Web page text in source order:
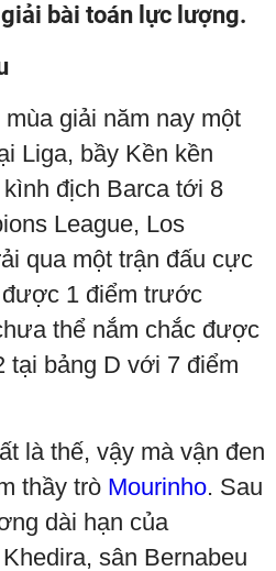
bài toán lực lượng.
giải năm nay một
Liga, bầy Kền kền
địch Barca tới 8
League, Los
qua một trận đấu cực
1 điểm trước
thể nắm chắc được
tại bảng D với 7 điểm
là thế, vậy mà vận đen
thầy trò Mourinho. Sau
dài hạn của
sân Bernabeu